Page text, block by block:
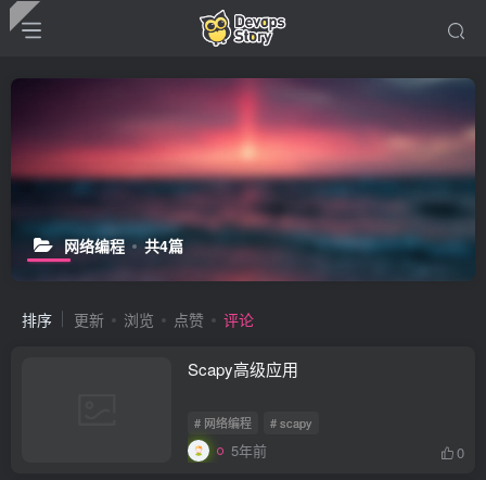
网络编程 共4篇
排序 更新 浏览 点赞 评论
Scapy高级应用
# 网络编程 # scapy
5年前 0